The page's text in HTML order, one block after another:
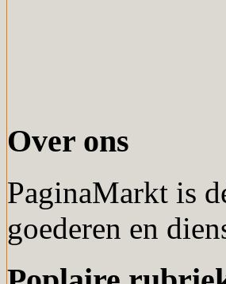
Over ons
PaginaMarkt is
goederen en